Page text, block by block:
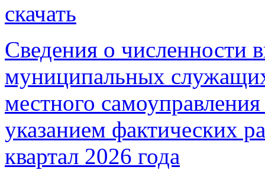
скачать
Сведения о
муниципальных
местного
указанием фактических
квартал 2026 года